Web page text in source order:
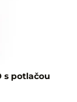
s potlačou